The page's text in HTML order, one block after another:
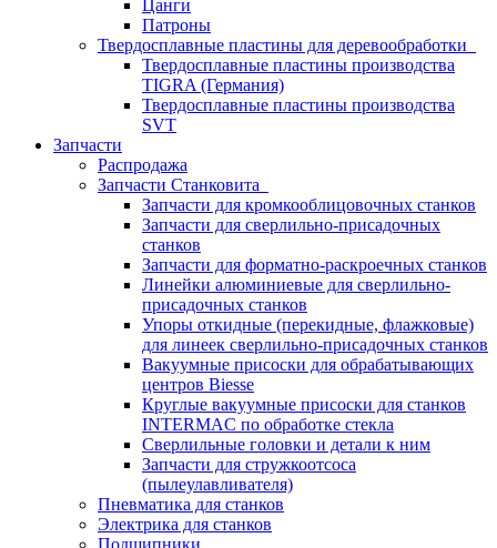
Цанги
Патроны
Твердосплавные пластины для деревообработки
Твердосплавные пластины производства
TIGRA (Германия)
Твердосплавные пластины производства
SVT
Запчасти
Распродажа
Запчасти Станковита
Запчасти для кромкооблицовочных станков
Запчасти для сверлильно-присадочных
станков
Запчасти для форматно-раскроечных станков
Линейки алюминиевые для сверлильно-
присадочных станков
Упоры откидные (перекидные, флажковые)
для линеек сверлильно-присадочных станков
Вакуумные присоски для обрабатывающих
центров Biesse
Круглые вакуумные присоски для станков
INTERMAC по обработке стекла
Сверлильные головки и детали к ним
Запчасти для стружкоотсоса
(пылеулавливателя)
Пневматика для станков
Электрика для станков
Подшипники